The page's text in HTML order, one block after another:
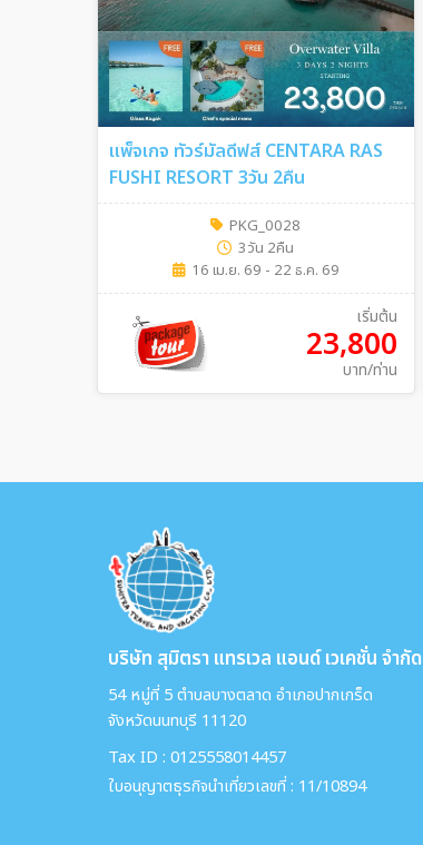
แพ็จเกจ ทัวร์มัลดีฟส์ CENTARA RAS
FUSHI RESORT 3วัน 2คืน
PKG_0028
3วัน 2คืน
16 เม.ย. 69 - 22 ธ.ค. 69
เริ่มต้น
23,800
บาท/ท่าน
บริษัท สุมิตรา แทรเวล แอนด์ เวเคชั่น จำกัด
54 หมู่ที่ 5 ตำบลบางตลาด อำเภอปากเกร็ด
จังหวัดนนทบุรี 11120
Tax ID : 0125558014457
ใบอนุญาตธุรกิจนำเที่ยวเลขที่ : 11/10894